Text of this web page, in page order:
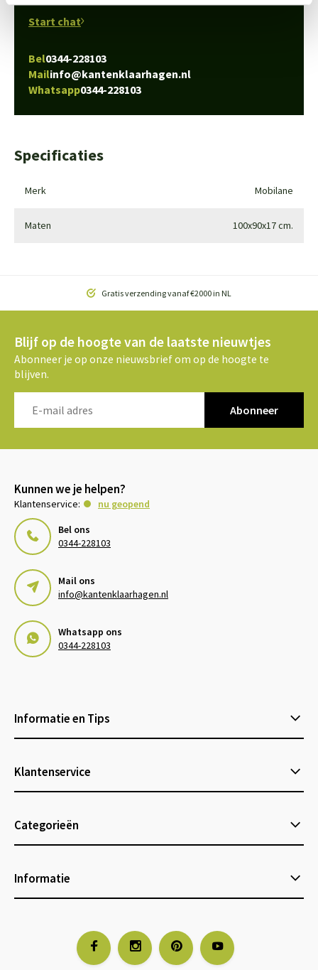
Start chat
Bel0344-228103
Mailinfo@kantenklaarhagen.nl
Whatsapp0344-228103
Specificaties
Merk Mobilane
Maten 100x90x17 cm.
Gratis verzending vanaf €2000 in NL
Blijf op de hoogte van de laatste nieuwtjes
Abonneer je op onze nieuwsbrief om op de hoogte te
blijven.
Abonneer
Kunnen we je helpen?
Klantenservice:
nu geopend
Bel ons
0344-228103
Mail ons
info@kantenklaarhagen.nl
Whatsapp ons
0344-228103
Informatie en Tips
Klantenservice
Categorieën
Informatie